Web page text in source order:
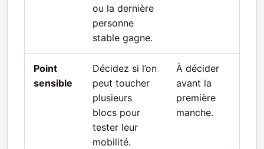
ou la dernière
personne
stable gagne.
Point
sensible
Décidez si l’on
peut toucher
plusieurs
blocs pour
tester leur
mobilité.
À décider
avant la
première
manche.